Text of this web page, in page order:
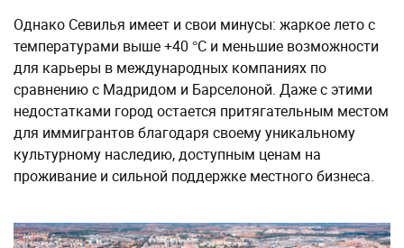
Однако Севилья имеет и свои минусы: жаркое лето с
температурами выше +40 °C и меньшие возможности
для карьеры в международных компаниях по
сравнению с Мадридом и Барселоной. Даже с этими
недостатками город остается притягательным местом
для иммигрантов благодаря своему уникальному
культурному наследию, доступным ценам на
проживание и сильной поддержке местного бизнеса.